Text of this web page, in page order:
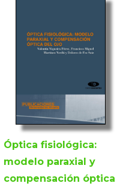
Óptica fisiológica:
modelo paraxial y
compensación óptica